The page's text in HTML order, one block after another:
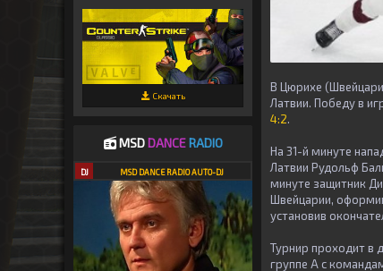
Скачать
MSDDANCE RADIO
DJ MSD DANCE RADIO AUTO-DJ
В Цюрихе
Латвии. Победу в
4:2.
На 31-й минуте
Латвии Рудольф
минуте защитник
Швейцарии,
установив
Турнир проходит в
группе А с